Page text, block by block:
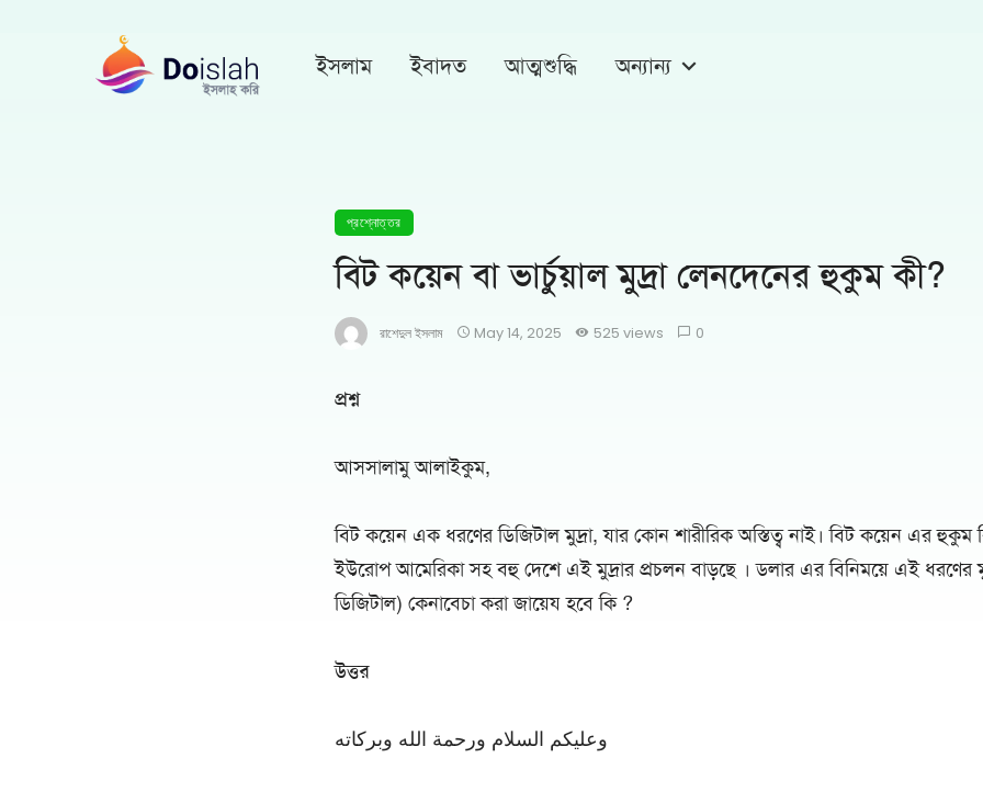
ইসলাম ইবাদত আত্মশুদ্ধি অন্যান্য
প্রশ্নোত্তর
বিট কয়েন বা ভার্চুয়াল মুদ্রা লেনদেনের হুকুম কী?
রাশেদুল ইসলাম May 14, 2025 525 views 0
প্রশ্ন
আসসালামু আলাইকুম,
বিট কয়েন এক ধরণের ডিজিটাল মুদ্রা, যার কোন শারীরিক অস্তিত্ব নাই। বিট কয়েন এর হুকুম
ইউরোপ আমেরিকা সহ বহু দেশে এই মুদ্রার প্রচলন বাড়ছে । ডলার এর বিনিময়ে এই ধরণের
ডিজিটাল) কেনাবেচা করা জায়েয হবে কি ?
উত্তর
وعليكم السلام ورحمة الله وبركاته